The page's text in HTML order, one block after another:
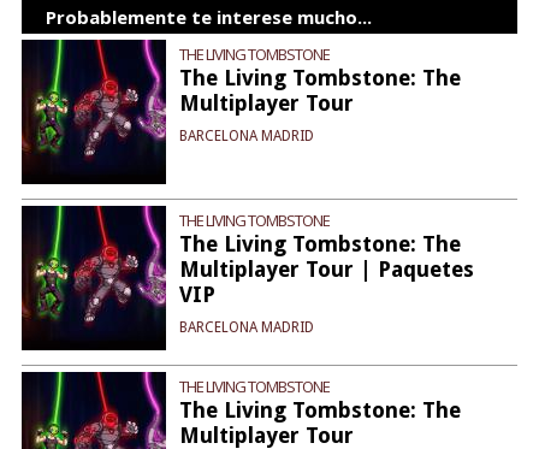
Probablemente te interese mucho...
THE LIVING TOMBSTONE
The Living Tombstone: The
Multiplayer Tour
BARCELONA MADRID
THE LIVING TOMBSTONE
The Living Tombstone: The
Multiplayer Tour | Paquetes
VIP
BARCELONA MADRID
THE LIVING TOMBSTONE
The Living Tombstone: The
Multiplayer Tour